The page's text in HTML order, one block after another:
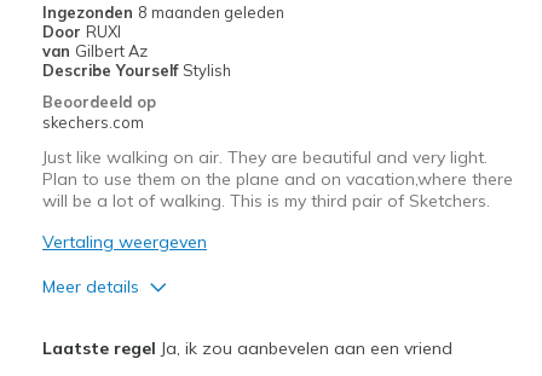
Ingezonden 8 maanden geleden
Door RUXI
van Gilbert Az
Describe Yourself Stylish
Beoordeeld op
skechers.com
Just like walking on air. They are beautiful and very light.
Plan to use them on the plane and on vacation,where there
will be a lot of walking. This is my third pair of Sketchers.
Vertaling weergeven
Meer details
Laatste regel Ja, ik zou aanbevelen aan een vriend